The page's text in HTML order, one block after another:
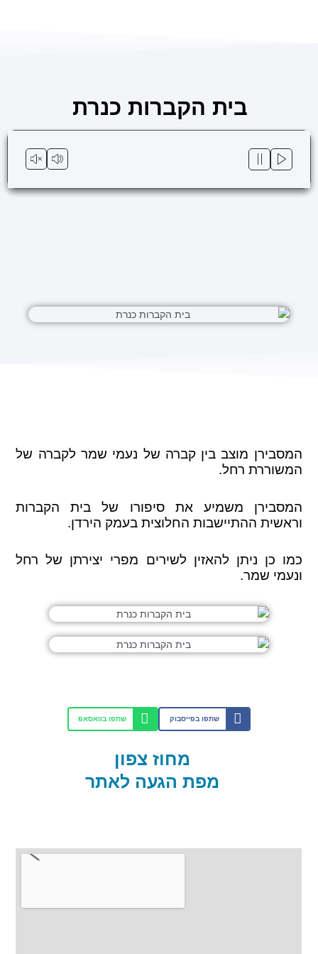
בית הקברות כנרת
המסבירן מוצב בין קברה של נעמי שמר לקברה של
המשוררת רחל.
המסבירן משמיע את סיפורו של בית הקברות
וראשית ההתיישבות החלוצית בעמק הירדן.
כמו כן ניתן להאזין לשירים מפרי יצירתן של רחל
ונעמי שמר.
שתפו בפייסבוק שתפו בוואסאפ
מחוז צפון
מפת הגעה לאתר